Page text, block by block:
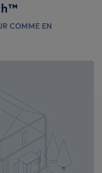
COMME EN